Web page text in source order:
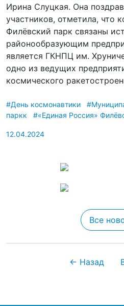
Ирина Слуцкая. Она
участников, отметила, что
Филёвский парк связаны
районообразующим
является ГКНПЦ им.
одно из ведущих
космического
#День космонавтики
паркк
#«Единая Россия»
12.04.2024
Все
← Назад